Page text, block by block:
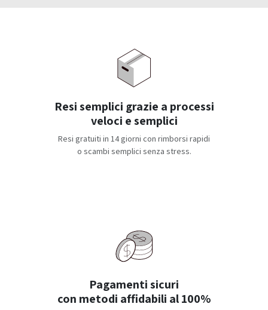
Resi semplici grazie a processi
veloci e semplici
Resi gratuiti in 14 giorni con rimborsi rapidi
o scambi semplici senza stress.
Pagamenti sicuri
con metodi affidabili al 100%